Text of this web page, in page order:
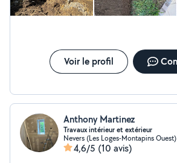
Voir le profil
Anthony Martinez
Travaux intérieur et extérieur
Nevers (Les Loges-Montapins Ouest)
4,6/5 (10 avis)